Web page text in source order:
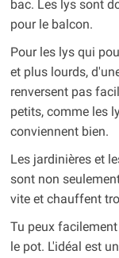
bac. Les lys sont
pour le balcon.
Pour les lys qui
et plus lourds,
renversent pas
petits, comme les
conviennent bien.
Les jardinières et
sont non
vite et chauffent
Tu peux
le pot. L'idéal est